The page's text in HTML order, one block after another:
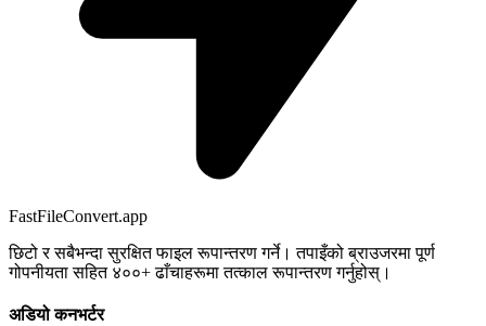
FastFileConvert.app
छिटो र सबैभन्दा सुरक्षित फाइल रूपान्तरण गर्ने। तपाइँको ब्राउजरमा पूर्ण
गोपनीयता सहित ४००+ ढाँचाहरूमा तत्काल रूपान्तरण गर्नुहोस्।
अडियो कनभर्टर